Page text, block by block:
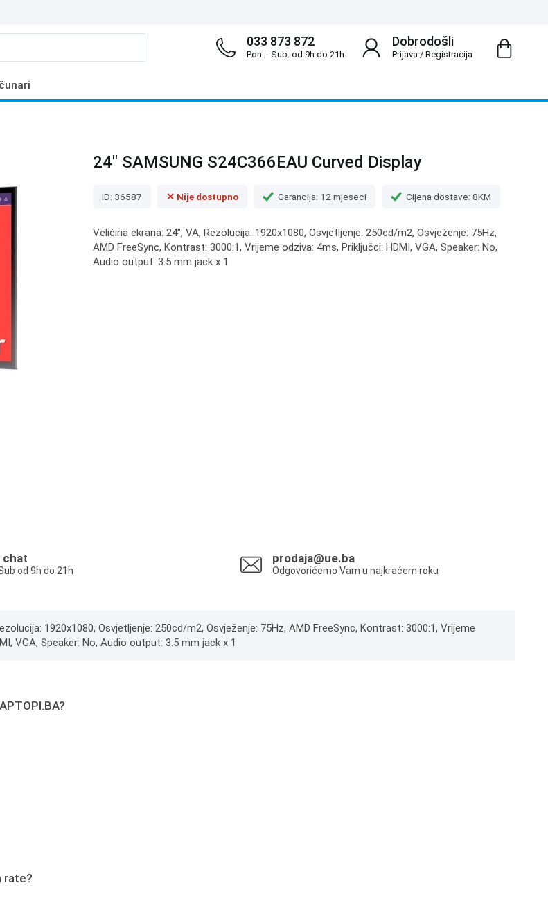
Dobrodošli
Prijava/ Registracija
033 873 872
Pon. - Sub. od 9h do 21h
24" SAMSUNG S24C366EAU Curved Display
ID: 36587 ✕ Nije dostupno Garancija: 12 mjeseci Cijena dostave: 8KM
Veličina ekrana: 24", VA, Rezolucija: 1920x1080, Osvjetljenje: 250cd/m2, Osvježenje: 75Hz,
AMD FreeSync, Kontrast: 3000:1, Vrijeme odziva: 4ms, Priključci: HDMI, VGA, Speaker: No,
Audio output: 3.5 mm jack x 1
chat
od 9h do 21h
prodaja@ue.ba
Odgovorićemo Vam u najkraćem roku
1920x1080, Osvjetljenje: 250cd/m2, Osvježenje: 75Hz, AMD FreeSync, Kontrast: 3000:1, Vrijeme
VGA, Speaker: No, Audio output: 3.5 mm jack x 1
rate?